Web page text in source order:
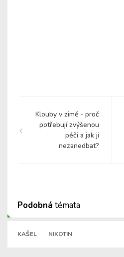
Klouby v zimě - proč
potřebují zvýšenou
péči a jak ji
nezanedbat?
Podobná témata
KAŠEL NIKOTIN